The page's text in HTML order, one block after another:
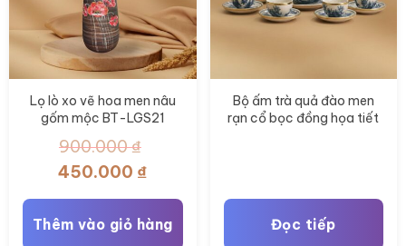
thể.
Các
tùy
chọn
có
thể
trang
Lọ lò xo vẽ hoa men nâu
gốm mộc BT-LGS21
900.000₫
Giá
900.000 ₫.
450.000 ₫Giá
là:
Thêm vào giỏ hàng
Bộ ấm trà quả đào men
rạn cổ bọc đồng họa tiết
Đọc tiếp